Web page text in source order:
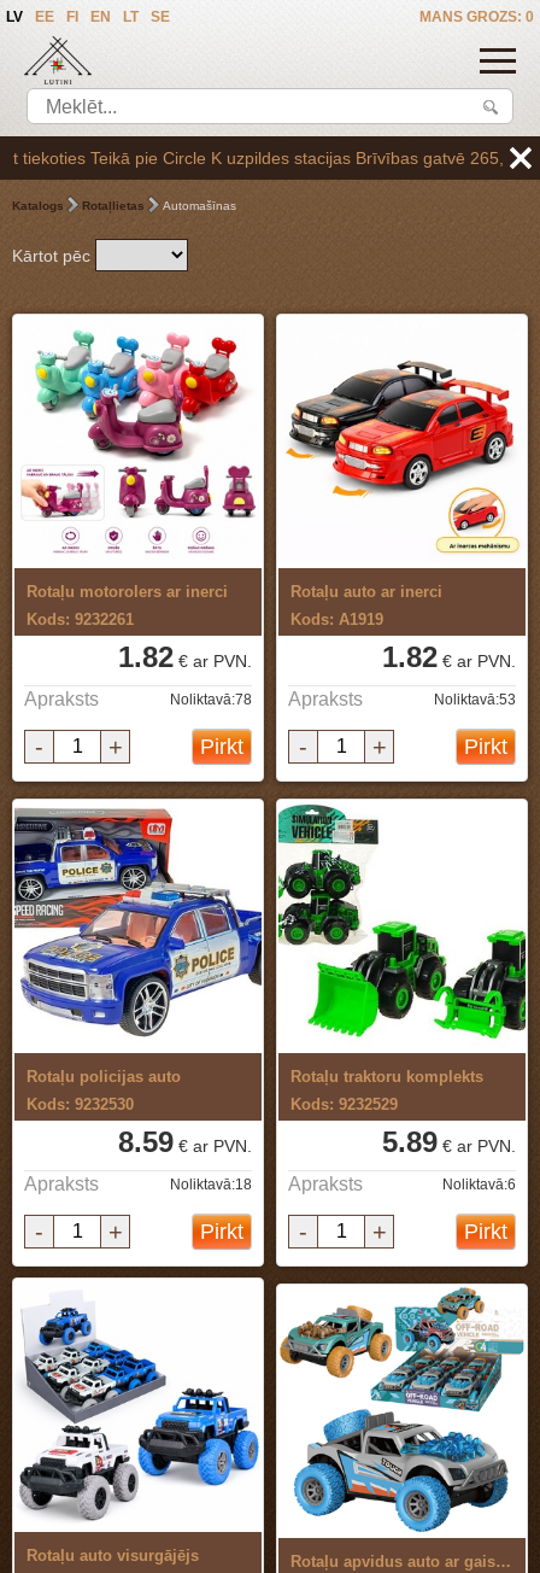
MANS GROZS: 0
LV EE FI EN LT SE
stacijas Brīvības gatvē 265,vai arī Baltezerā, vienojoties par
Katalogs Rotaļlietas Automašīnas
Kārtot pēc
Rotaļu motorolers ar inerci
Kods: 9232261
1.82 € ar PVN.
Apraksts Noliktavā:78
- + Pirkt
Rotaļu auto ar inerci
Kods: A1919
1.82 € ar PVN.
Apraksts Noliktavā:53
- + Pirkt
Rotaļu policijas auto
Kods: 9232530
8.59 € ar PVN.
Apraksts Noliktavā:18
- + Pirkt
Rotaļu traktoru komplekts
Kods: 9232529
5.89 € ar PVN.
Apraksts Noliktavā:6
- + Pirkt
Rotaļu auto visurgājējs
Rotaļu apvidus auto ar gaismu un skaņu